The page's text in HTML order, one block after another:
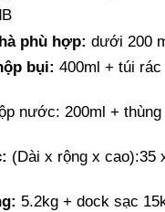
phù hợp: dưới 200
bụi: 400ml + túi rác
nước: 200ml + thùng
(Dài x rộng x cao):35
5.2kg + dock sạc